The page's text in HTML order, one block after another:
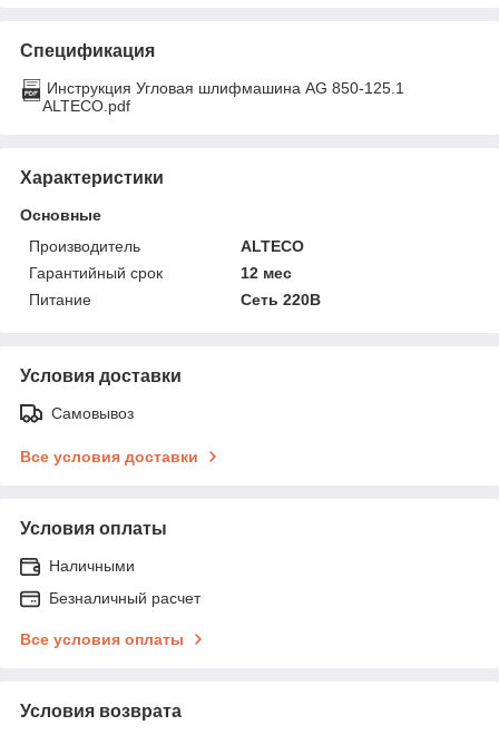
Спецификация
Инструкция Угловая шлифмашина AG 850-125.1
ALTECO.pdf
Характеристики
Основные
Производитель
ALTECO
Гарантийный срок
12 мес
Питание
Сеть 220В
Условия доставки
Самовывоз
Все условия доставки
Условия оплаты
Наличными
Безналичный расчет
Все условия оплаты
Условия возврата